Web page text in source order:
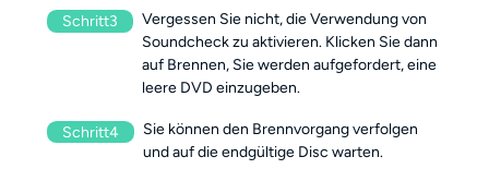
Schritt3
Vergessen Sie nicht, die Verwendung von
Soundcheck zu aktivieren. Klicken Sie dann
auf Brennen, Sie werden aufgefordert, eine
leere DVD einzugeben.
Schritt4
Sie können den Brennvorgang verfolgen
und auf die endgültige Disc warten.